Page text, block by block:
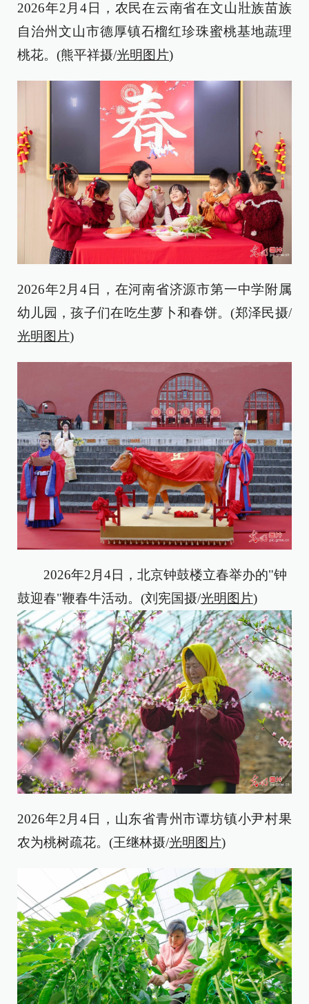
2026年2月4日，农民在云南省在文山壯族苗族
自治州文山市德厚镇石榴红珍珠蜜桃基地蔬理
桃花。(熊平祥摄/光明图片)
2026年2月4日，在河南省济源市第一中学附属
幼儿园，孩子们在吃生萝卜和春饼。(郑泽民摄/
光明图片)
2026年2月4日，北京钟鼓楼立春举办的"钟
鼓迎春"鞭春牛活动。(刘宪国摄/光明图片)
2026年2月4日，山东省青州市谭坊镇小尹村果
农为桃树疏花。(王继林摄/光明图片)